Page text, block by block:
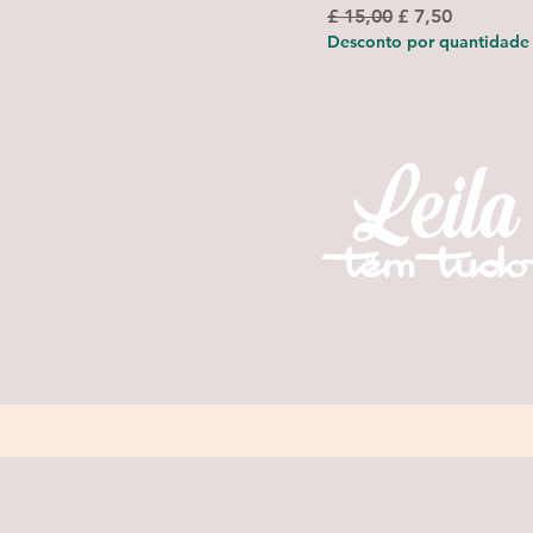
Preço normal
£ 15,00 Preço
£ 7,50
Desconto por quantidade